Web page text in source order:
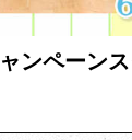
ンペーンス